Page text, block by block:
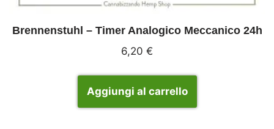
Brennenstuhl – Timer Analogico Meccanico 24h
6,20 €
Aggiungi al carrello